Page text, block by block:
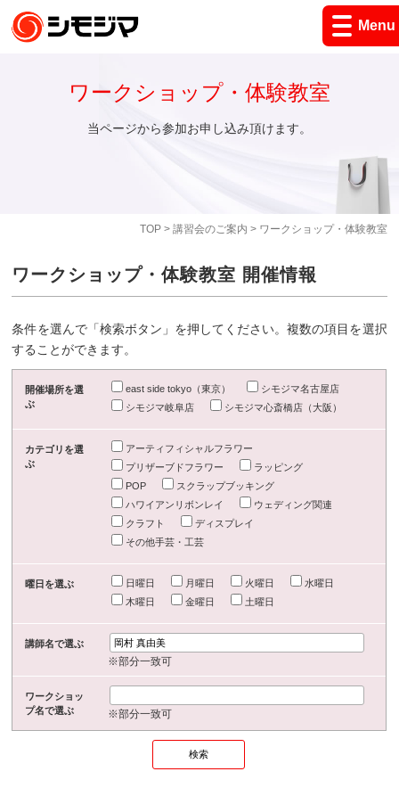
Menu
TOP> 講習会のご案内 > ワークショップ・体験教室
ワークショップ・体験教室
当ページから参加お申し込み頂けます。
ワークショップ・体験教室 開催情報
条件を選んで「検索ボタン」を押してください。複数の項目を選択
することができます。
開催場所を選
ぶ
east side tokyo（東京）
シモジマ名古屋店
シモジマ岐阜店
シモジマ心斎橋店（大阪）
カテゴリを選
ぶ
アーティフィシャルフラワー
プリザーブドフラワー
ラッピング
POP
スクラップブッキング
ハワイアンリボンレイ
ウェディング関連
クラフト
ディスプレイ
その他手芸・工芸
曜日を選ぶ 日曜日 月曜日 火曜日
水曜日
木曜日
金曜日 土曜日
講師名で選ぶ
※部分一致可
ワークショッ
プ名で選ぶ
※部分一致可